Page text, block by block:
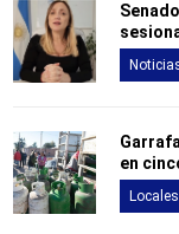
en
Locales